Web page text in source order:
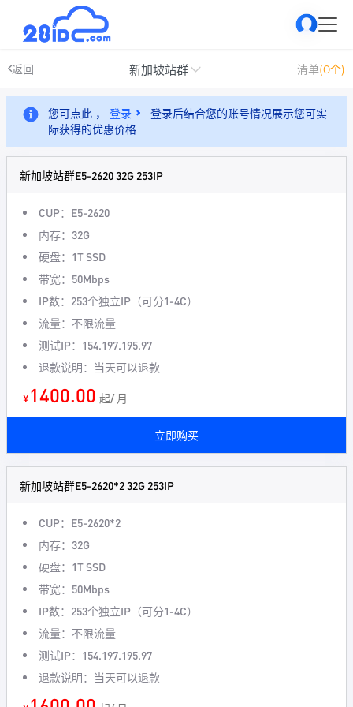
返回 新加坡站群 清单(0个)
您可点此 ， 登录
登录后结合您的账号情况展示您可实
际获得的优惠价格
新加坡站群E5-2620 32G 253IP
CUP：E5-2620
内存：32G
硬盘：1T SSD
带宽：50Mbps
IP数：253个独立IP（可分1-4C）
流量：不限流量
测试IP：154.197.195.97
退款说明：当天可以退款
¥1400.00 起/ 月
立即购买
新加坡站群E5-2620*2 32G 253IP
CUP：E5-2620*2
内存：32G
硬盘：1T SSD
带宽：50Mbps
IP数：253个独立IP（可分1-4C）
流量：不限流量
测试IP：154.197.195.97
退款说明：当天可以退款